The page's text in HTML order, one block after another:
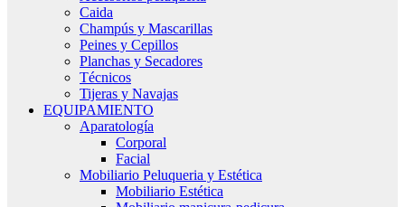
Caida
Champús y Mascarillas
Peines y Cepillos
Planchas y Secadores
Técnicos
Tijeras y Navajas
EQUIPAMIENTO
Aparatología
Corporal
Facial
Mobiliario Peluqueria y Estética
Mobiliario Estética